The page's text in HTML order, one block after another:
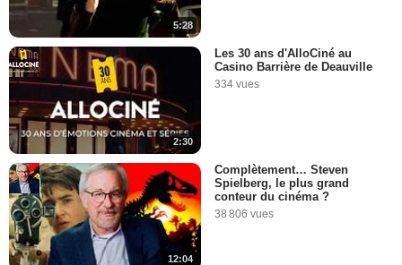
5:28
2:30
Les 30 ans d'AlloCiné au
Casino Barrière de Deauville
334 vues
12:04
Complètement… Steven
Spielberg, le plus grand
conteur du cinéma ?
38 806 vues